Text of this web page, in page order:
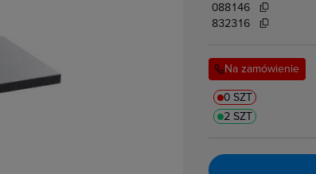
088146
832316
Na zamówienie
0 SZT
2 SZT